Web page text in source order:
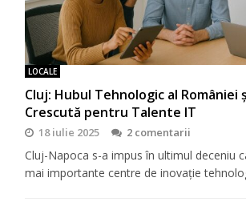
LOCALE
Cluj: Hubul Tehnologic al României
Crescută pentru Talente IT
18 iulie 2025 2 comentarii
Cluj-Napoca s-a impus în ultimul deceniu
mai importante centre de inovație